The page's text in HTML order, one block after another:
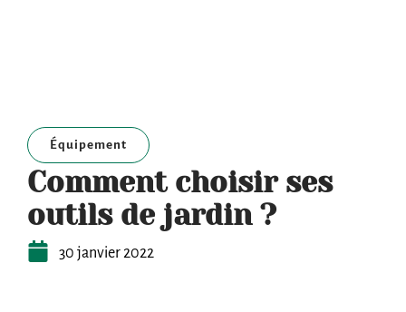
Équipement
Comment choisir ses
outils de jardin ?
30 janvier 2022